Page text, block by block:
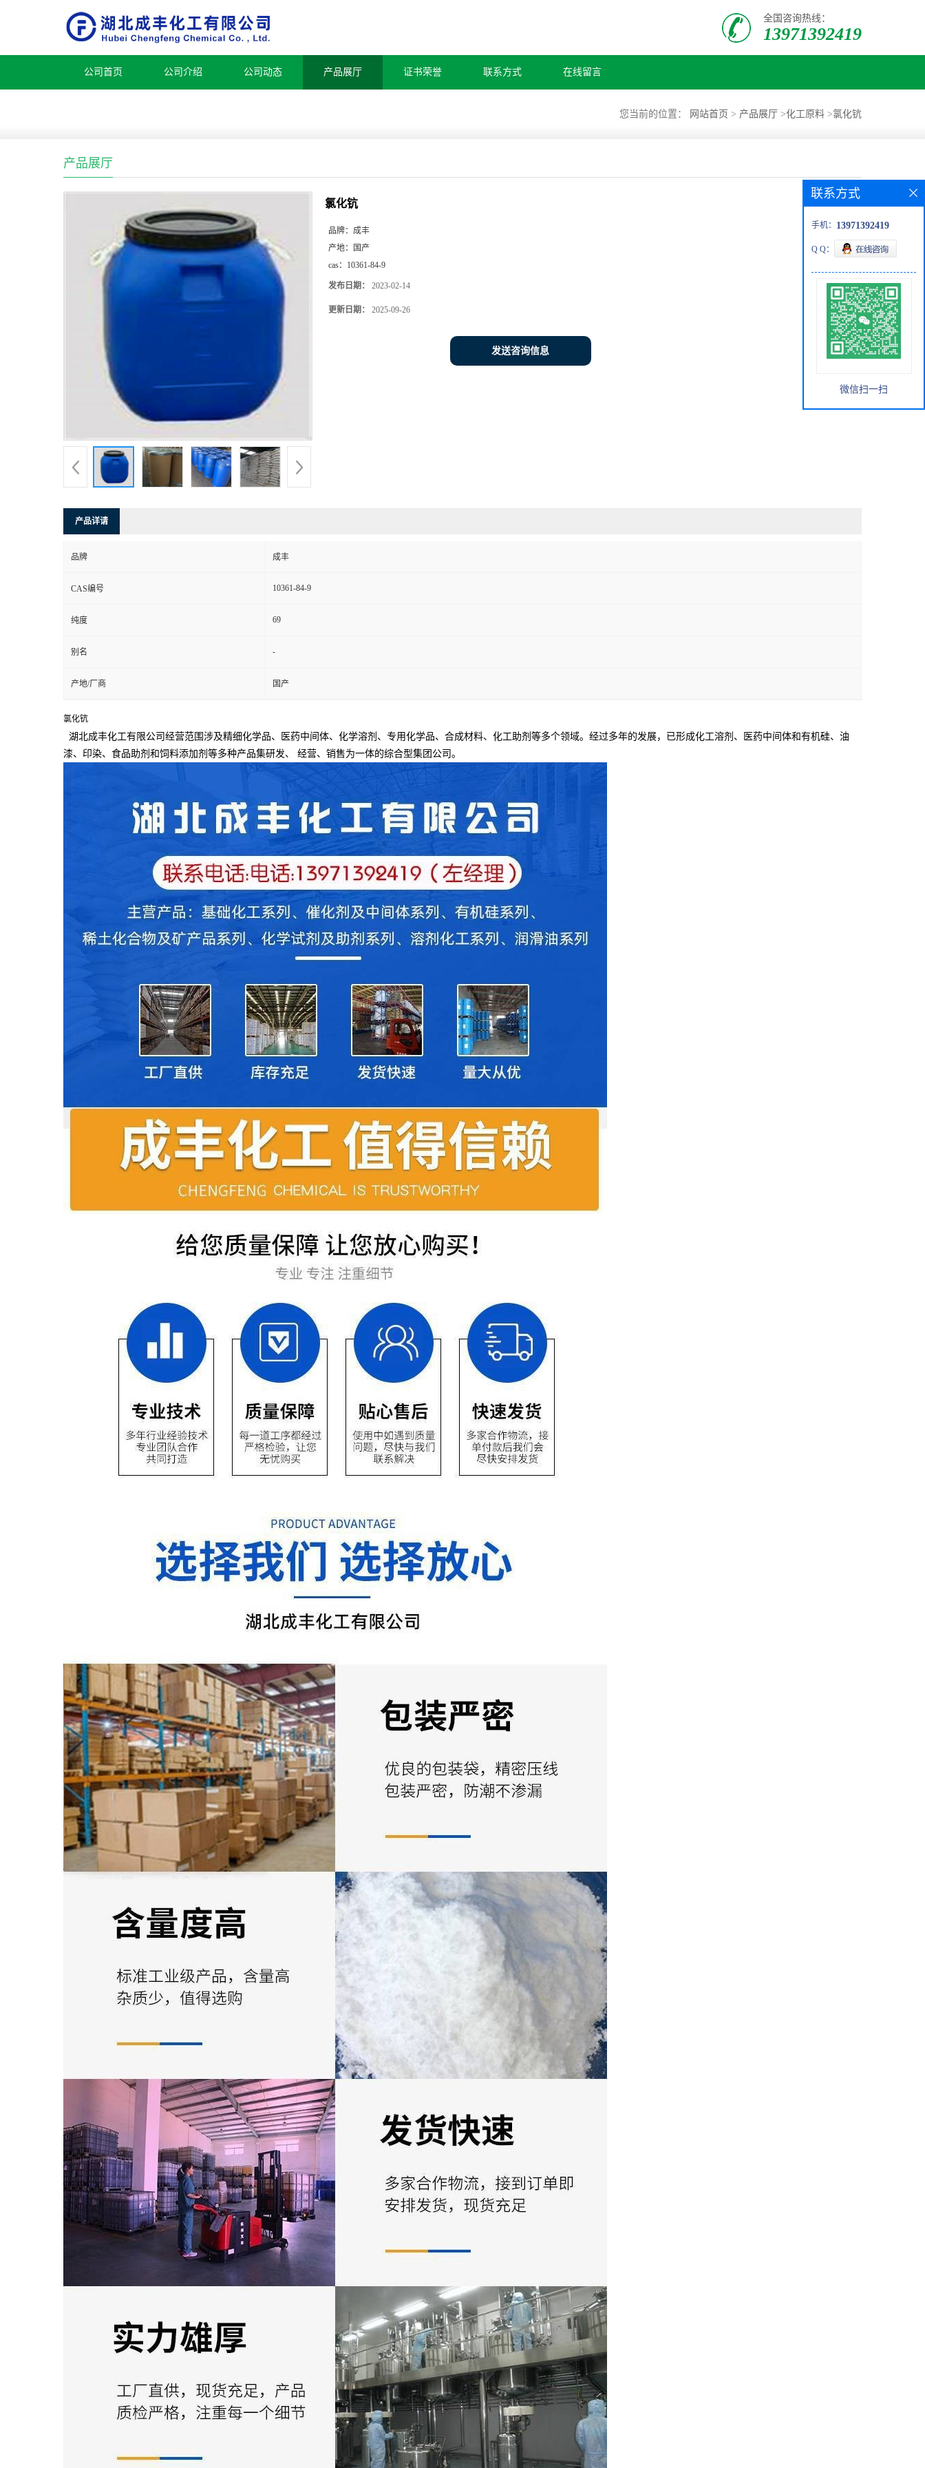
全国咨询热线：
13971392419
公司首页 公司介绍 公司动态 产品展厅 证书荣誉 联系方式 在线留言
您当前的位置： 网站首页 > 产品展厅 >化工原料 >氯化钪
产品展厅
氯化钪
品牌： 成丰
产地：
国产
cas： 10361-84-9
发布日期： 2023-02-14
更新日期： 2025-09-26
发送咨询信息
产品详请
品牌 成丰
CAS编号 10361-84-9
纯度 69
别名 -
产地/厂商 国产
氯化钪
湖北成丰化工有限公司经营范围涉及精细化学品、医药中间体、化学溶剂、专用化学品、合成材料、化工助剂等多个领域。经过多年的发展，已形成化工溶剂、医药中间体和有机硅、油
漆、印染、食品助剂和饲料添加剂等多种产品集研发、
经营、销售为一体的综合型集团公司。
联系方式
手机： 13971392419
Q Q：
微信扫一扫